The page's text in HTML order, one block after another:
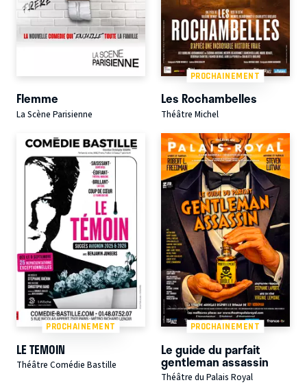
Flemme
La Scène Parisienne
PROCHAINEMENT
Les Rochambelles
Théâtre Michel
PROCHAINEMENT
LE TEMOIN
Théâtre Comédie Bastille
PROCHAINEMENT
Le guide du parfait
gentleman assassin
Théâtre du Palais Royal